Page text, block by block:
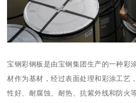
宝钢彩钢板是由宝钢集团生产的一种彩
材作为基材，经过表面处理和彩涂工艺
性好、耐腐蚀、耐热、抗紫外线和防火